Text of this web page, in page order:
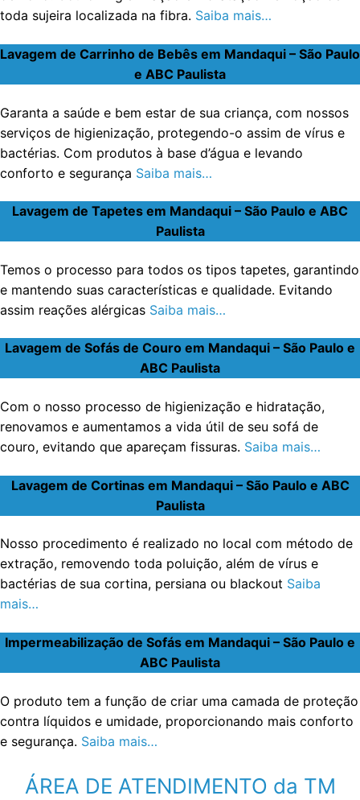
toda sujeira localizada na fibra. Saiba mais…
Lavagem de Carrinho de Bebês em Mandaqui – São Paulo
e ABC Paulista
Garanta a saúde e bem estar de sua criança, com nossos
serviços de higienização, protegendo-o assim de vírus e
bactérias. Com produtos à base d’água e levando
conforto e segurança Saiba mais…
Lavagem de Tapetes em Mandaqui – São Paulo e ABC
Paulista
Temos o processo para todos os tipos tapetes, garantindo
e mantendo suas características e qualidade. Evitando
assim reações alérgicas Saiba mais…
Lavagem de Sofás de Couro em Mandaqui – São Paulo e
ABC Paulista
Com o nosso processo de higienização e hidratação,
renovamos e aumentamos a vida útil de seu sofá de
couro, evitando que apareçam fissuras. Saiba mais…
Lavagem de Cortinas em Mandaqui – São Paulo e ABC
Paulista
Nosso procedimento é realizado no local com método de
extração, removendo toda poluição, além de vírus e
bactérias de sua cortina, persiana ou blackout Saiba
mais…
Impermeabilização de Sofás em Mandaqui – São Paulo e
ABC Paulista
O produto tem a função de criar uma camada de proteção
contra líquidos e umidade, proporcionando mais conforto
e segurança. Saiba mais…
ÁREA DE ATENDIMENTO da TM